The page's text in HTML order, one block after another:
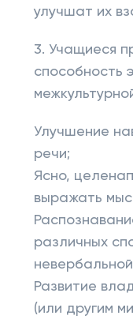
улучшат их
3. Учащиеся
способность
Улучшение
речи;
Ясно,
выражать
различных
Развитие
(или другим